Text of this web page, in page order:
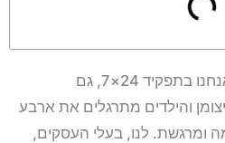
שלום רב, כבעלי עסקים, אנחנו בתפקיד 24×7, גם
והילדים מתרגלים את ארבע
ומרגשת. לנו, בעלי העסקים,